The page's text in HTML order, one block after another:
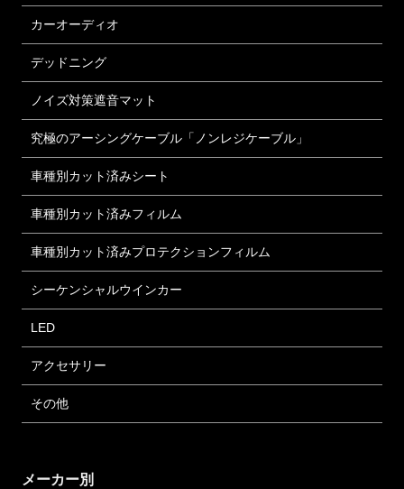
カーオーディオ
デッドニング
ノイズ対策遮音マット
究極のアーシングケーブル「ノンレジケーブル」
車種別カット済みシート
車種別カット済みフィルム
車種別カット済みプロテクションフィルム
シーケンシャルウインカー
LED
アクセサリー
その他
メーカー別